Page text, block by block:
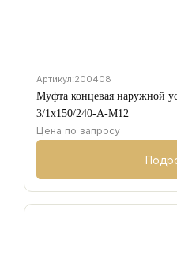
Артикул:200408
Муфта концевая наружной
3/1х150/240-A-M12
Цена по запросу